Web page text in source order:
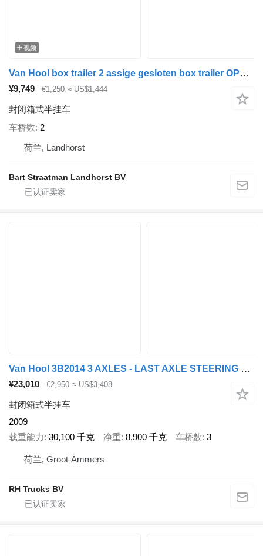
视频
Van Hool box trailer 2 assige gesloten box trailer OPSLAG GEEN KENTEKEN
¥9,749 €1,250 ≈ US$1,444
封闭箱式半挂车
车桥数 2
荷兰, Landhorst
Bart Straatman Landhorst BV
Van Hool 3B2014 3 AXLES - LAST AXLE STEERING + LOADLIFT 2000 KG AMA
¥23,010 €2,950 ≈ US$3,408
封闭箱式半挂车
2009
载重能力 30,100 千克 净重 8,900 千克 车桥数 3
荷兰, Groot-Ammers
RH Trucks BV